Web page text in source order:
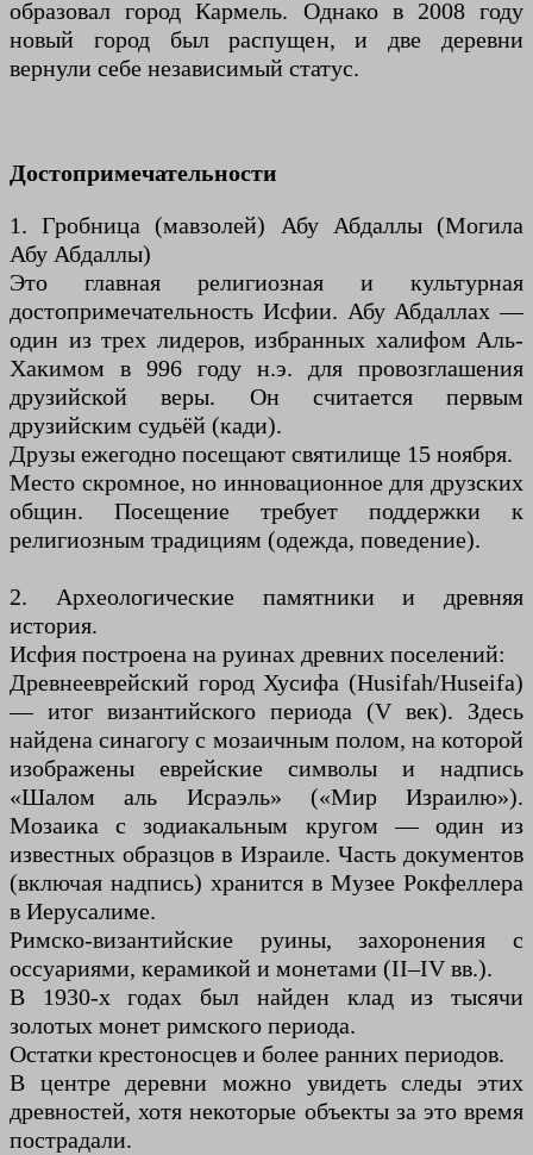
образовал город Кармель. Однако в 2008 году
новый город был распущен, и две деревни
вернули себе независимый статус.
Достопримечательности
1. Гробница (мавзолей) Абу Абдаллы (Могила
Абу Абдаллы)
Это главная религиозная и культурная
достопримечательность Исфии. Абу Абдаллах —
один из трех лидеров, избранных халифом Аль-
Хакимом в 996 году н.э. для провозглашения
друзийской веры. Он считается первым
друзийским судьёй (кади).
Друзы ежегодно посещают святилище 15 ноября.
Место скромное, но инновационное для друзских
общин. Посещение требует поддержки к
религиозным традициям (одежда, поведение).
2. Археологические памятники и древняя
история.
Исфия построена на руинах древних поселений:
Древнееврейский город Хусифа (Husifah/Huseifa)
— итог византийского периода (V век). Здесь
найдена синагогу с мозаичным полом, на которой
изображены еврейские символы и надпись
«Шалом аль Исраэль» («Мир Израилю»).
Мозаика с зодиакальным кругом — один из
известных образцов в Израиле. Часть документов
(включая надпись) хранится в Музее Рокфеллера
в Иерусалиме.
Римско-византийские руины, захоронения с
оссуариями, керамикой и монетами (II–IV вв.).
В 1930-х годах был найден клад из тысячи
золотых монет римского периода.
Остатки крестоносцев и более ранних периодов.
В центре деревни можно увидеть следы этих
древностей, хотя некоторые объекты за это время
пострадали.